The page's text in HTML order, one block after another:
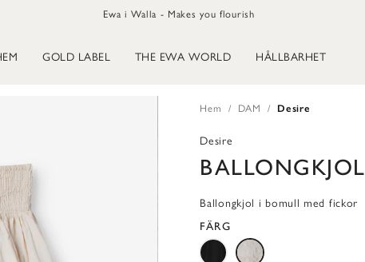
Ewa i Walla - Makes you flourish
GOLD LABEL THE EWA WORLD HÅLLBARHET
Hem DAM Desire
Desire
BALLONGKJOL
Ballongkjol i bomull med fickor
FÄRG